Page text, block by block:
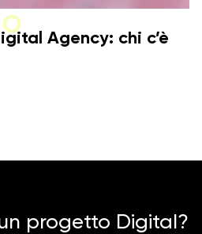
Agency: chi c’è
progetto Digital?